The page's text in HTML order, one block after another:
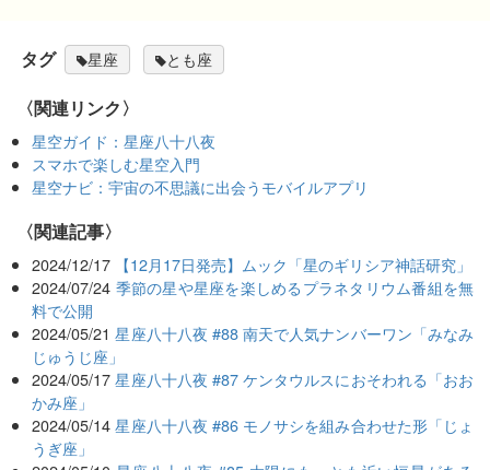
タグ 星座 とも座
〈関連リンク〉
星空ガイド：星座八十八夜
スマホで楽しむ星空入門
星空ナビ：宇宙の不思議に出会うモバイルアプリ
関連記事
2024/12/17 【12月17日発売】ムック「星のギリシア神話研究」
2024/07/24 季節の星や星座を楽しめるプラネタリウム番組を無
料で公開
2024/05/21 星座八十八夜 #88 南天で人気ナンバーワン「みなみ
じゅうじ座」
2024/05/17 星座八十八夜 #87 ケンタウルスにおそわれる「おお
かみ座」
2024/05/14 星座八十八夜 #86 モノサシを組み合わせた形「じょ
うぎ座」